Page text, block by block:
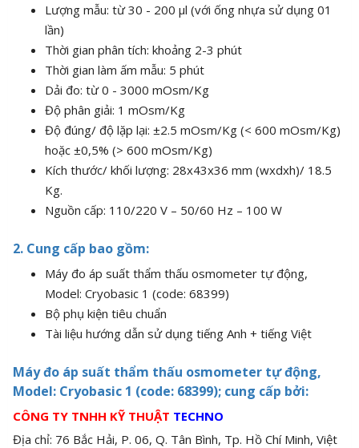
Lượng mẫu: từ 30 - 200 µl (với ống nhựa sử dụng 01
lần)
Thời gian phân tích: khoảng 2-3 phút
Thời gian làm ấm mẫu: 5 phút
Dải đo: từ 0 - 3000 mOsm/Kg
Độ phân giải: 1 mOsm/Kg
Độ đúng/ độ lặp lại: ±2.5 mOsm/Kg (< 600 mOsm/Kg)
hoặc ±0,5% (> 600 mOsm/Kg)
Kích thước/ khối lượng: 28x43x36 mm (wxdxh)/ 18.5
Kg.
Nguồn cấp: 110/220 V – 50/60 Hz – 100 W
2. Cung cấp bao gồm:
Máy đo áp suất thẩm thấu osmometer tự động,
Model: Cryobasic 1 (code: 68399)
Bộ phụ kiện tiêu chuẩn
Tài liệu hướng dẫn sử dụng tiếng Anh + tiếng Việt
Máy đo áp suất thẩm thấu osmometer tự động,
Model: Cryobasic 1 (code: 68399); cung cấp bởi:
CÔNG TY TNHH KỸ THUẬT TECHNO
Địa chỉ: 76 Bắc Hải, P. 06, Q. Tân Bình, Tp. Hồ Chí Minh, Việt